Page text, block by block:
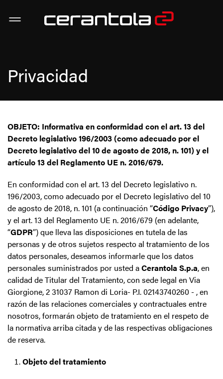
Privacidad
OBJETO: Informativa en conformidad con el art. 13 del
Decreto legislativo 196/2003 (como adecuado por el
Decreto legislativo del 10 de agosto de 2018, n. 101) y el
artículo 13 del Reglamento UE n. 2016/679.
En conformidad con el art. 13 del Decreto legislativo n.
196/2003, como adecuado por el Decreto legislativo del 10
de agosto de 2018, n. 101 (a continuación “Código Privacy”),
y el art. 13 del Reglamento UE n. 2016/679 (en adelante,
“GDPR”) que lleva las disposiciones en tutela de las
personas y de otros sujetos respecto al tratamiento de los
datos personales, deseamos informarle que los datos
personales suministrados por usted aCerantola S.p.a, en
calidad de Titular del Tratamiento, con sede legal en Via
Giorgione, 2 31037 Ramon di Loria- P.I. 02143740260 - , en
razón de las relaciones comerciales y contractuales entre
nosotros, formarán objeto de tratamiento en el respeto de
la normativa arriba citada y de las respectivas obligaciones
de reserva.
Objeto del tratamiento